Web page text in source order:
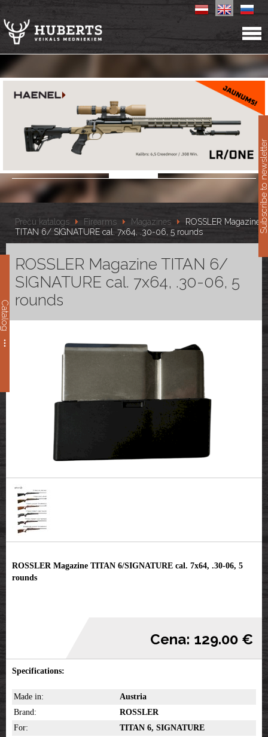
Catalog
Preču katalogs Firearms Magazines
ROSSLER Magazine
TITAN 6/ SIGNATURE cal. 7x64, .30-06, 5 rounds
ROSSLER Magazine TITAN 6/
SIGNATURE cal. 7x64, .30-06, 5
rounds
ROSSLER Magazine TITAN 6/SIGNATURE cal. 7x64, .30-06, 5
rounds
Cena: 129.00 €
Specifications:
Made in:
Austria
Brand:
ROSSLER
For:
TITAN 6, SIGNATURE
Subscribe